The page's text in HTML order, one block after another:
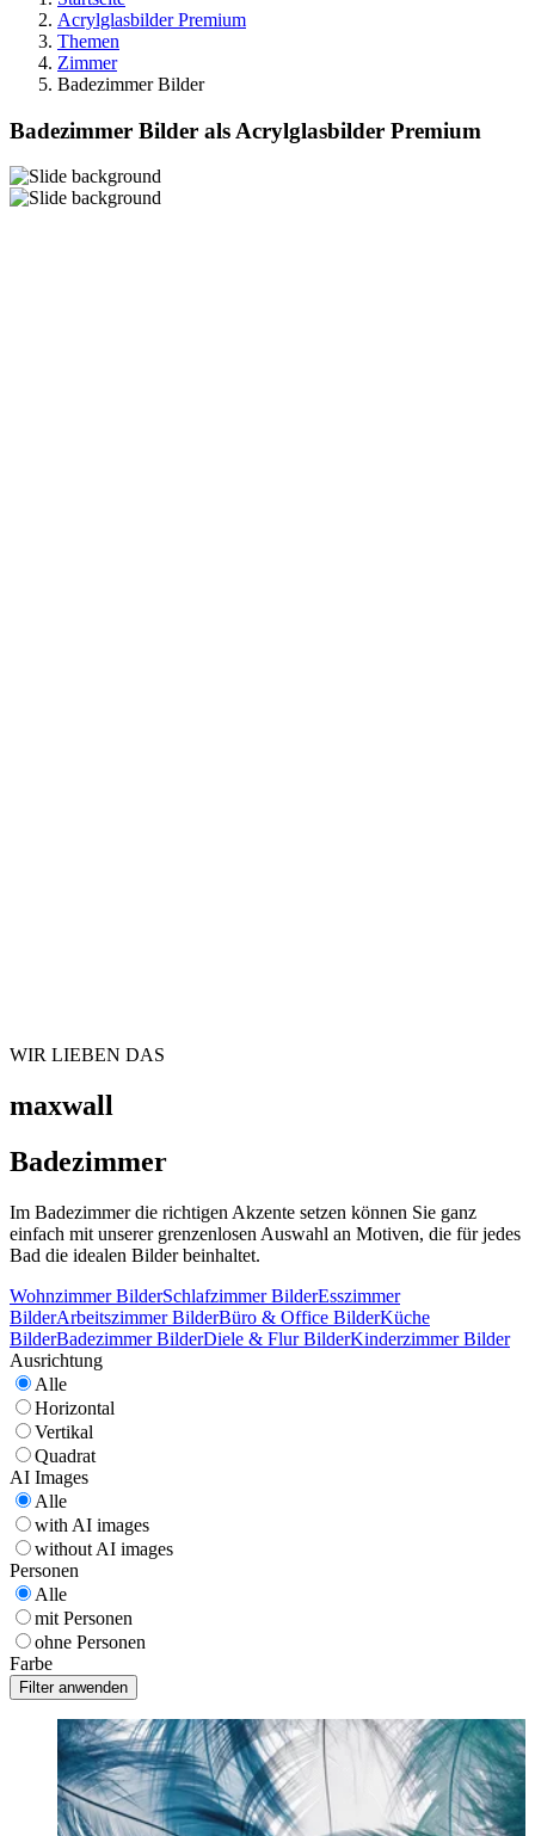
Acrylglasbilder Premium
Themen
Zimmer
Badezimmer Bilder
Badezimmer Bilder als Acrylglasbilder Premium
WIR LIEBEN DAS
maxwall
Badezimmer
Im Badezimmer die richtigen Akzente setzen können Sie ganz
einfach mit unserer grenzenlosen Auswahl an Motiven, die für jedes
Bad die idealen Bilder beinhaltet.
Wohnzimmer BilderSchlafzimmer BilderEsszimmer
BilderArbeitszimmer BilderBüro & Office BilderKüche
BilderBadezimmer BilderDiele & Flur BilderKinderzimmer Bilder
Ausrichtung
Alle
Horizontal
Vertikal
Quadrat
AI Images
Alle
with AI images
without AI images
Personen
Alle
mit Personen
ohne Personen
Farbe